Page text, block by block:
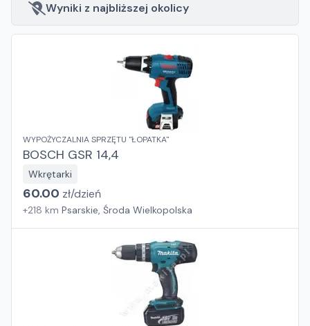
Wyniki z najbliższej okolicy
WYPOŻYCZALNIA SPRZĘTU "ŁOPATKA"
BOSCH GSR 14,4
Wkrętarki
60.00 zł/dzień
+218 km Psarskie, Środa Wielkopolska